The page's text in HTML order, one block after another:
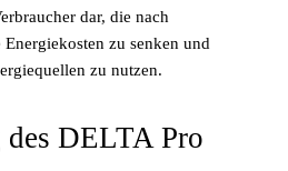
dar, die nach
zu senken und
zu nutzen.
DELTA Pro